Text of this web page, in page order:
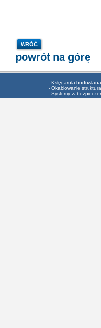
WRÓĆ
powrót na górę
- Księgarnia budowlana
- Okablowanie
- Systemy